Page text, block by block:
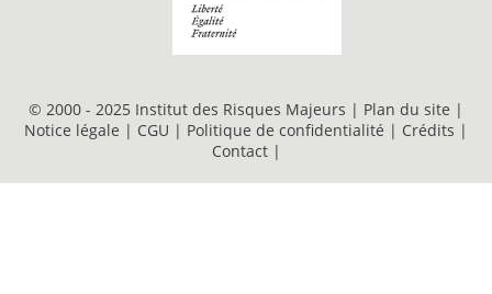
© 2000 - 2025 Institut des Risques Majeurs | Plan du site |
Notice légale | CGU | Politique de confidentialité | Crédits |
Contact |